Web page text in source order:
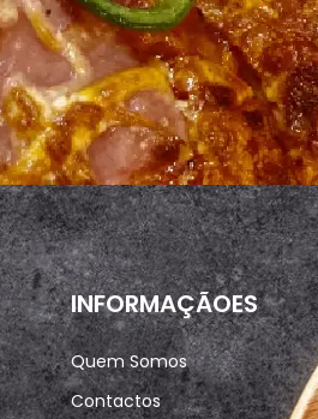
INFORMAÇÃOES
Quem Somos
Contactos